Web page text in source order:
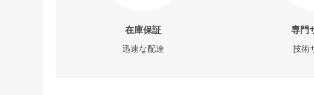
在庫保証
迅速な配達
専門
技術